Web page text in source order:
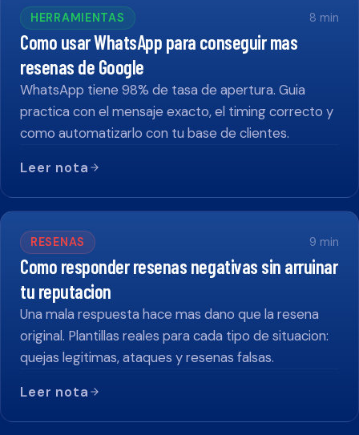
HERRAMIENTAS 8 min
Como usar WhatsApp para conseguir mas
resenas de Google
WhatsApp tiene 98% de tasa de apertura. Guia
practica con el mensaje exacto, el timing correcto y
como automatizarlo con tu base de clientes.
Leer nota
RESENAS 9 min
Como responder resenas negativas sin arruinar
tu reputacion
Una mala respuesta hace mas dano que la resena
original. Plantillas reales para cada tipo de situacion:
quejas legitimas, ataques y resenas falsas.
Leer nota